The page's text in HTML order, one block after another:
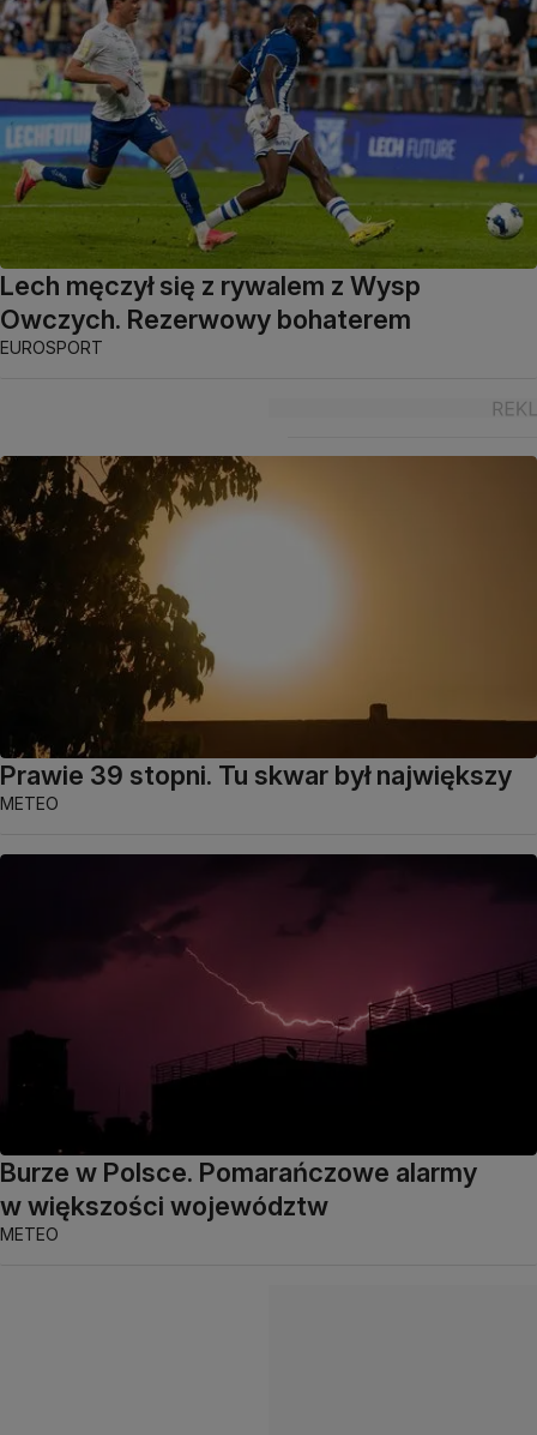
Lech męczył się z rywalem z Wysp
Owczych. Rezerwowy bohaterem
EUROSPORT
Prawie 39 stopni. Tu skwar był największy
METEO
Burze w Polsce. Pomarańczowe alarmy
w większości województw
METEO